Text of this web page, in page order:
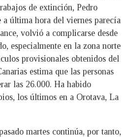
de extinción, Pedro
última hora del viernes parecía
volvió a complicarse desde
especialmente en la zona norte
provisionales obtenidos del
estima que las personas
las 26.000. Ha habido
los últimos en a Orotava, La
martes continúa, por tanto,